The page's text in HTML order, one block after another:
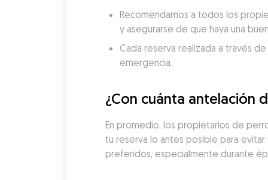
Recomendamos a todos los
y asegurarse de que haya una
Cada reserva realizada a través
emergencia.
¿Con cuánta antelación
En promedio, los propietarios de
tu reserva lo antes posible para
preferidos, especialmente durante